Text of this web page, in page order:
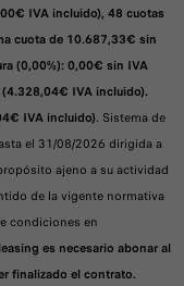
IVA incluido), 48 cuotas
cuota de 10.687,33€ sin
(0,00%): 0,00€ sin IVA
IVA incluido).
IVA incluido). Sistema de
el 31/08/2026 dirigida a
ajeno a su actividad
de la vigente normativa
condiciones en
es necesario abonar al
finalizado el contrato.